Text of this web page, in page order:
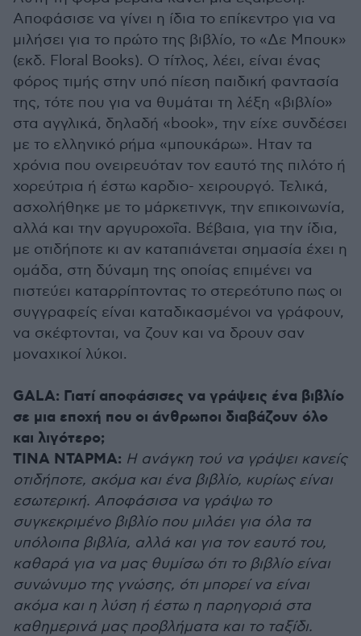
Αποφάσισε να γίνει η ίδια το επίκεντρο για να
μιλήσει για το πρώτο της βιβλίο, το «Δε Μπουκ»
(εκδ. Floral Books). Ο τίτλος, λέει, είναι ένας
φόρος τιμής στην υπό πίεση παιδική φαντασία
της, τότε που για να θυμάται τη λέξη «βιβλίο»
στα αγγλικά, δηλαδή «book», την είχε συνδέσει
με το ελληνικό ρήμα «μπουκάρω». Ηταν τα
χρόνια που ονειρευόταν τον εαυτό της πιλότο ή
χορεύτρια ή έστω καρδιο- χειρουργό. Τελικά,
ασχολήθηκε με το μάρκετινγκ, την επικοινωνία,
αλλά και την αργυροχοΐα. Βέβαια, για την ίδια,
με οτιδήποτε κι αν καταπιάνεται σημασία έχει η
ομάδα, στη δύναμη της οποίας επιμένει να
πιστεύει καταρρίπτοντας το στερεότυπο πως οι
συγγραφείς είναι καταδικασμένοι να γράφουν,
να σκέφτονται, να ζουν και να δρουν σαν
μοναχικοί λύκοι.
GALA: Γιατί αποφάσισες να γράψεις ένα βιβλίο
σε μια εποχή που οι άνθρωποι διαβάζουν όλο
και λιγότερο;
ΤΙΝΑ ΝΤΑΡΜΑ: Η ανάγκη τού να γράψει κανείς
οτιδήποτε, ακόμα και ένα βιβλίο, κυρίως είναι
εσωτερική. Αποφάσισα να γράψω το
συγκεκριμένο βιβλίο που μιλάει για όλα τα
υπόλοιπα βιβλία, αλλά και για τον εαυτό του,
καθαρά για να μας θυμίσω ότι το βιβλίο είναι
συνώνυμο της γνώσης, ότι μπορεί να είναι
ακόμα και η λύση ή έστω η παρηγοριά στα
καθημερινά μας προβλήματα και το ταξίδι.